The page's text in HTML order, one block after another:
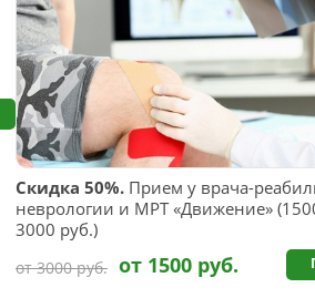
Скидка 50%. Прием у врача-
неврологии и МРТ «Движение»
3000 руб.)
от 3000 руб. от 1500 руб.